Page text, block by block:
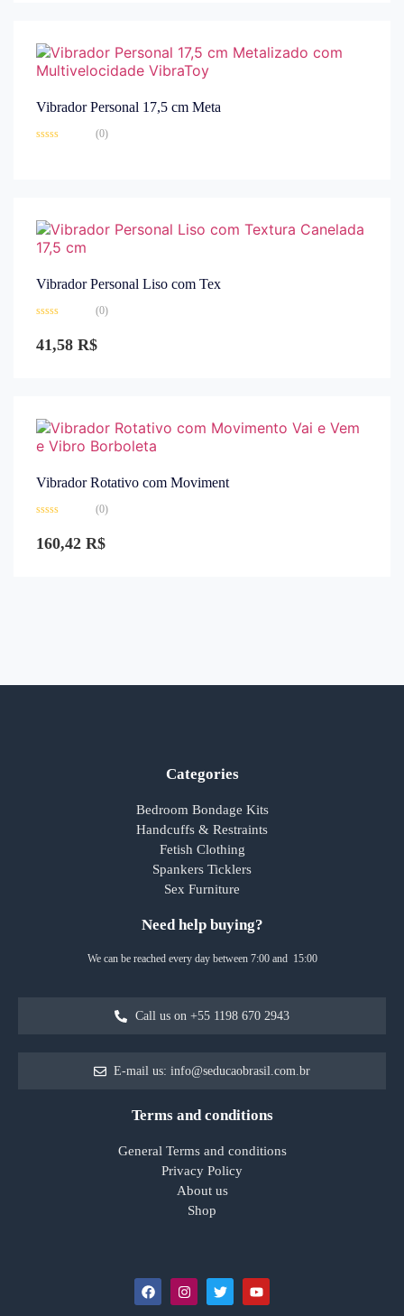
Vibrador Personal 17,5 cm Meta
(0)
Vibrador Personal Liso com Tex
0
de
(0)
41,58 R$
Vibrador Rotativo com Moviment
0
de
(0)
160,42 R$
Categories
Bedroom Bondage Kits
Handcuffs & Restraints
Fetish Clothing
Spankers Ticklers
Sex Furniture
Need help buying?
We can be reached every day between 7:00 and 15:00
Call us on +55 1198 670 2943
E-mail us: info@seducaobrasil.com.br
Terms and conditions
General Terms and conditions
Privacy Policy
About us
Shop